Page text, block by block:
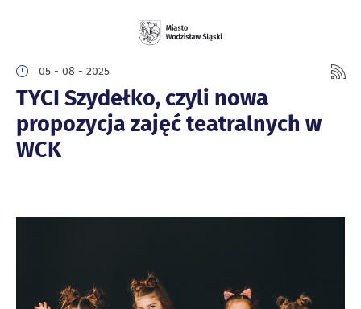
05 - 08 - 2025
TYCI Szydełko, czyli nowa
propozycja zajęć teatralnych w
WCK